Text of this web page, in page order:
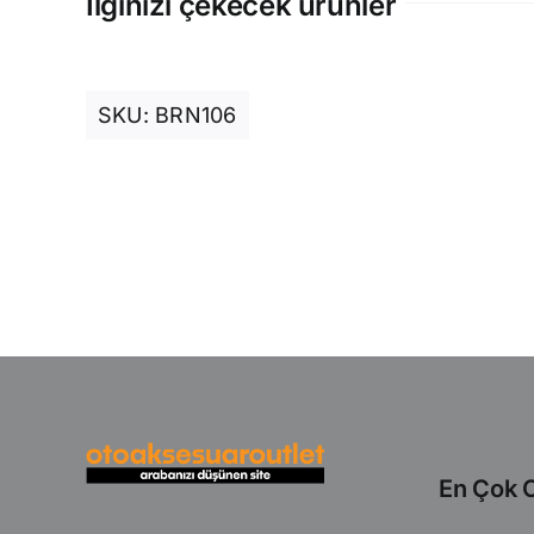
SKU: BRN106
En Çok